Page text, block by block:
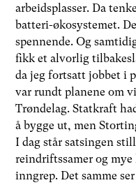
arbeidsplasser. Da
batteri-økosystemet.
spennende. Og
fikk et alvorlig
da jeg fortsatt jobbet i
var rundt planene om
Trøndelag. Statkraft
å bygge ut, men
I dag står satsingen
reindriftssamer og
inngrep. Det samme